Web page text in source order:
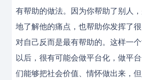
有帮助的做法。因为你帮助了别人
地了解他的痛点，也帮助你发挥了
对自己反而是最有帮助的。这样一
以后，很有可能会做平台化，做平
们能够把社会价值、情怀做出来，